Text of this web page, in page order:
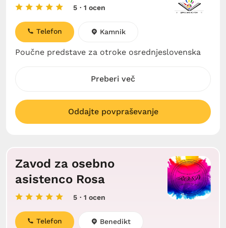
5 · 1 ocen
Poučne predstave za otroke osrednjeslovenska
Telefon Kamnik
Preberi več
Oddajte povpraševanje
Zavod za osebno
asistenco Rosa
5 · 1 ocen
Telefon Benedikt